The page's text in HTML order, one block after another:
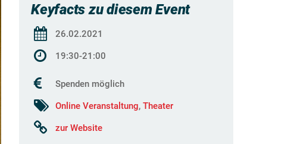
Keyfacts zu diesem Event
26.02.2021
19:30-21:00
Spenden möglich
Online Veranstaltung, Theater
zur Website